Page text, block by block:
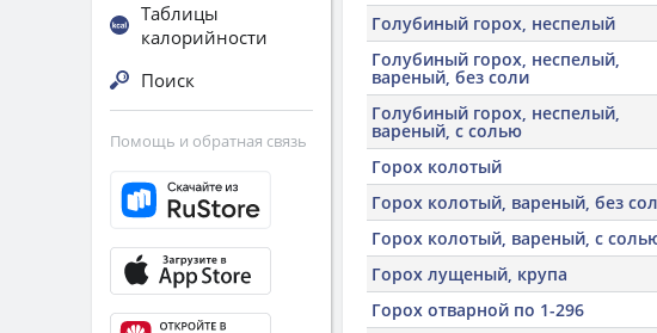
Голубиный горох, неспелый
Голубиный горох, неспелый,
вареный, без соли
Голубиный горох, неспелый,
вареный, с солью
Горох колотый
Горох колотый, вареный, без
Горох колотый, вареный, с
Горох лущеный, крупа
Горох отварной по 1-296
Таблицы
калорийности
Поиск
Помощь и обратная связь